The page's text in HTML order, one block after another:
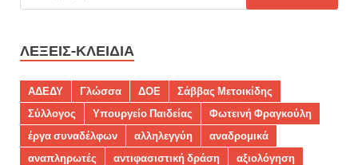
ΛΈΞΕΙΣ-ΚΛΕΙΔΙΆ
ΑΔΕΔΥ Γλώσσα ΔΟΕ
Σάββας Μετοικίδης
Σύλλογος
Υπουργείο Παιδείας
Φωτεινή Φραγκούλη
έργα συναδέλφων
αλληλεγγύη
αναδρομικά
αναπληρωτές
αντιφασιστική δράση
αξιολόγηση